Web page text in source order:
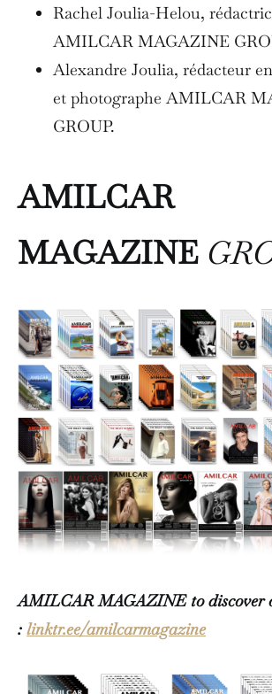
Rachel Joulia-Helou,
AMILCAR MAGAZINE
Alexandre Joulia, rédacteur
et photographe AMILCAR
GROUP.
AMILCAR
MAGAZINE
AMILCAR MAGAZINE to discover
: linktr.ee/amilcarmagazine